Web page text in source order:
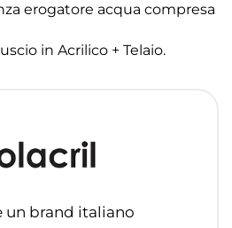
erogatore acqua compresa
in Acrilico + Telaio.
un brand italiano